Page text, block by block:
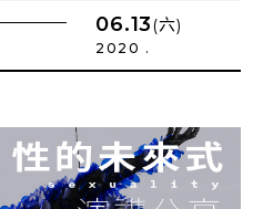
06.13(六)
2020 .